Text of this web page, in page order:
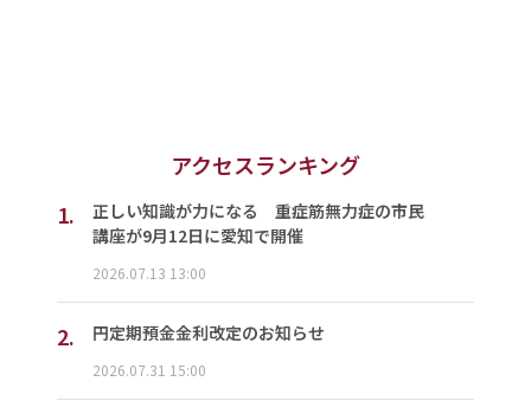
アクセスランキング
1.
正しい知識が力になる 重症筋無力症の市民
講座が9月12日に愛知で開催
2026.07.13 13:00
2. 円定期預金金利改定のお知らせ
2026.07.31 15:00